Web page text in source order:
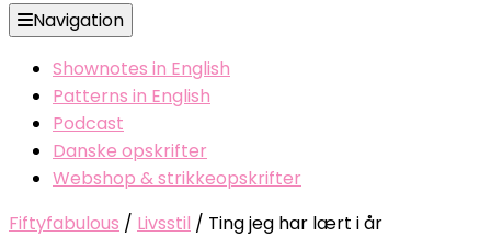
Navigation
Shownotes in English
Patterns in English
Podcast
Danske opskrifter
Webshop & strikkeopskrifter
Fiftyfabulous / Livsstil / Ting jeg har lært i år